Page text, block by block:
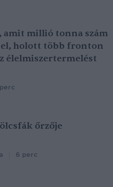
amit millió tonna szám
holott több fronton
élelmiszertermelést
őrzője
6 perc